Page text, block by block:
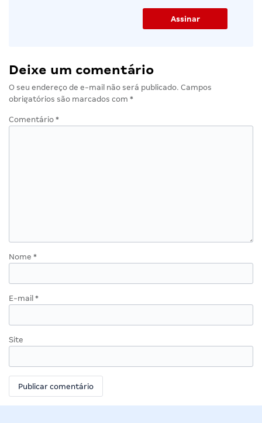
Deixe um comentário
O seu endereço de e-mail não será publicado. Campos
obrigatórios são marcados com *
Comentário *
Nome *
E-mail *
Site